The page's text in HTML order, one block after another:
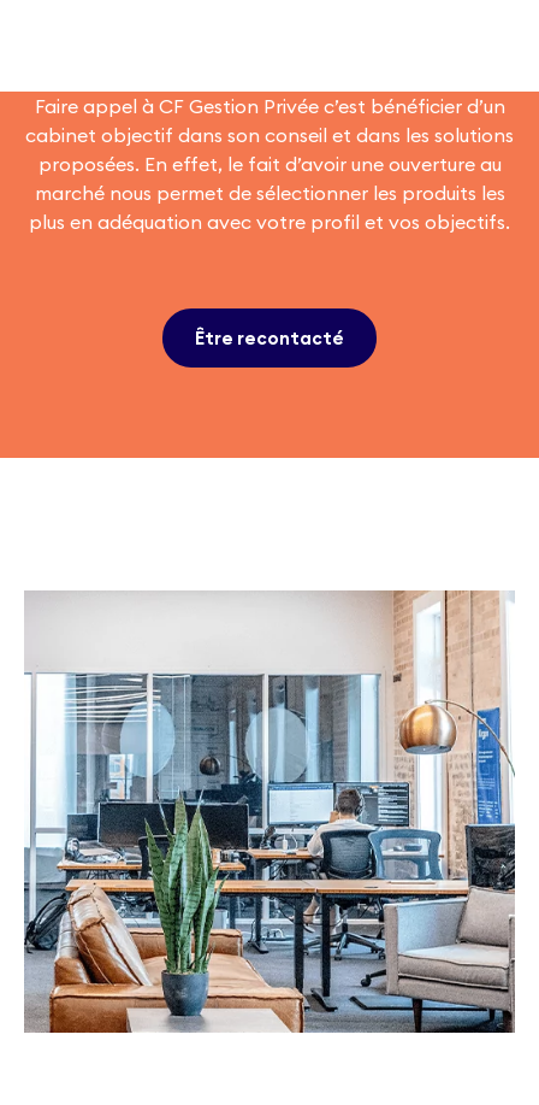
Faire appel à CF Gestion Privée c’est bénéficier d’un
cabinet objectif dans son conseil et dans les solutions
proposées. En effet, le fait d’avoir une ouverture au
marché nous permet de sélectionner les produits les
plus en adéquation avec votre profil et vos objectifs.
Être recontacté